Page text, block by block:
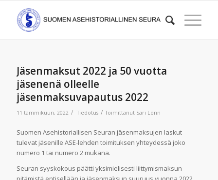
Jäsenmaksut 2022 ja 50 vuotta
jäsenenä olleelle
jäsenmaksuvapautus 2022
11 tammikuun, 2022 / Tiedotus / Toimittanut Sari Lönn
Suomen Asehistoriallisen Seuran jäsenmaksujen laskut
tulevat jäsenille ASE-lehden toimituksen yhteydessä joko
numero 1 tai numero 2 mukana.
Seuran syyskokous päätti yksimielisesti liittymismaksun